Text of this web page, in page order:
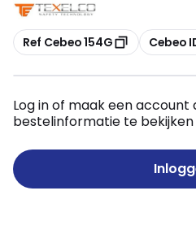
Kopiëren
Ref Cebeo 154G Kopiëren
Cebeo
Log in of maak een
bestelinformatie te bekijken